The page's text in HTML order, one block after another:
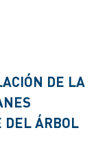
DE LA
DEL ÁRBOL